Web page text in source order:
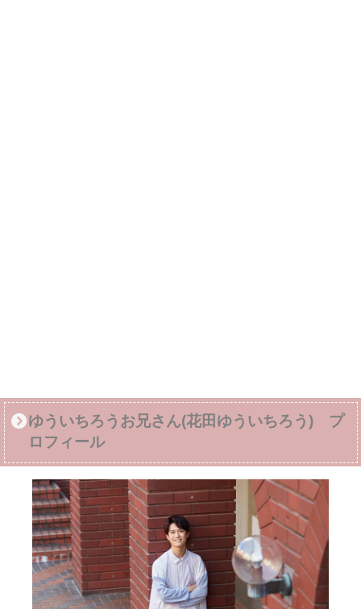
ゆういちろうお兄さん(花田ゆういちろう) プ
ロフィール